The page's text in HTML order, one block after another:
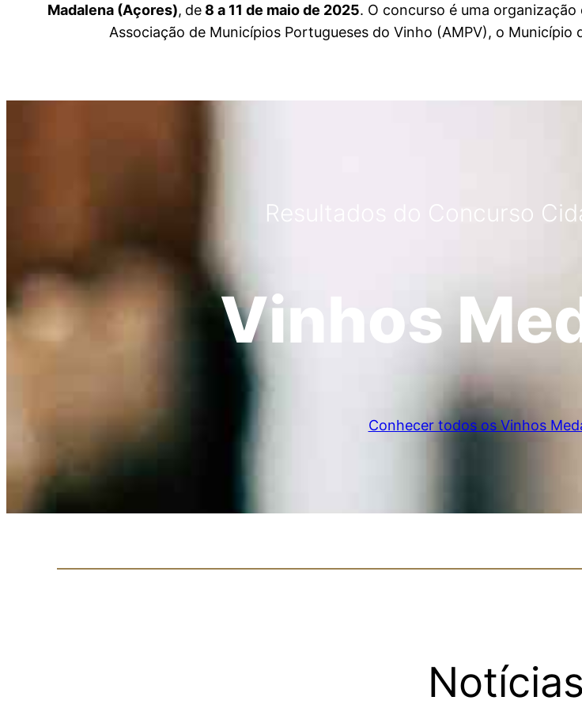
Madalena (Açores), de8 a 11 de maio de 2025. O concurso é uma
Associação de Municípios Portugueses do Vinho (AMPV), o
Resultados do Concurso
Vinhos
Conhecer todos os Vinhos
Notícias